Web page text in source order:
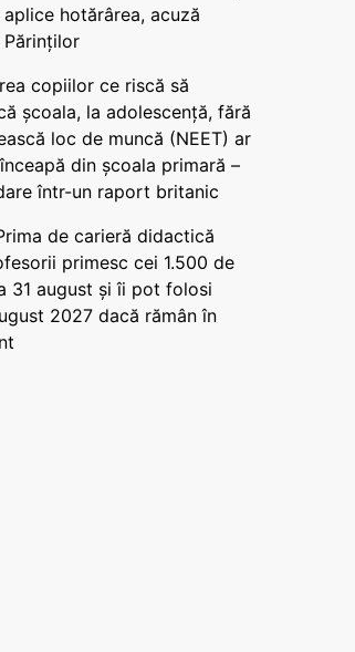
hotărârea, acuză
copiilor ce riscă să
școala, la adolescență, fără
loc de muncă (NEET) ar
din școala primară –
într-un raport britanic
de carieră didactică
primesc cei 1.500 de
31 august și îi pot folosi
2027 dacă rămân în